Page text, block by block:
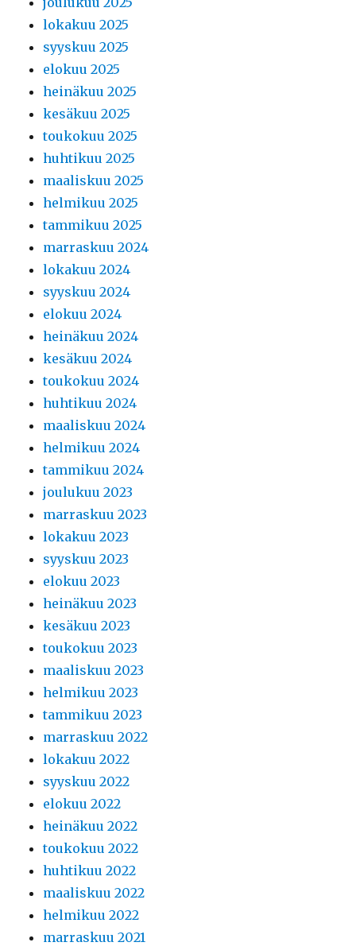
lokakuu 2025
syyskuu 2025
elokuu 2025
heinäkuu 2025
kesäkuu 2025
toukokuu 2025
huhtikuu 2025
maaliskuu 2025
helmikuu 2025
tammikuu 2025
marraskuu 2024
lokakuu 2024
syyskuu 2024
elokuu 2024
heinäkuu 2024
kesäkuu 2024
toukokuu 2024
huhtikuu 2024
maaliskuu 2024
helmikuu 2024
tammikuu 2024
joulukuu 2023
marraskuu 2023
lokakuu 2023
syyskuu 2023
elokuu 2023
heinäkuu 2023
kesäkuu 2023
toukokuu 2023
maaliskuu 2023
helmikuu 2023
tammikuu 2023
marraskuu 2022
lokakuu 2022
syyskuu 2022
elokuu 2022
heinäkuu 2022
toukokuu 2022
huhtikuu 2022
maaliskuu 2022
helmikuu 2022
marraskuu 2021